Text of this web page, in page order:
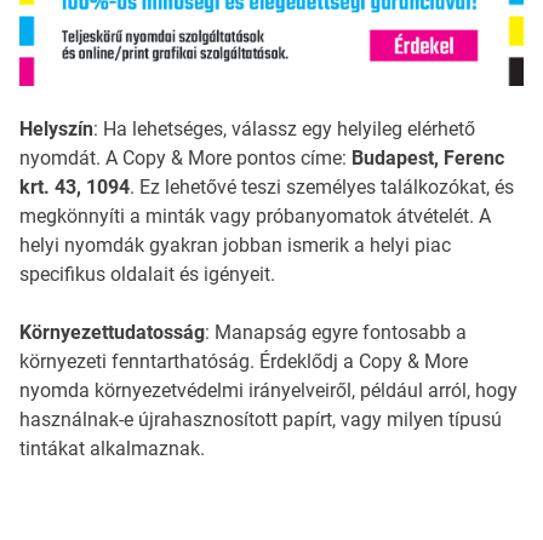
Helyszín: Ha lehetséges, válassz egy helyileg elérhető
nyomdát. A Copy & More pontos címe: Budapest, Ferenc
krt. 43, 1094. Ez lehetővé teszi személyes találkozókat, és
megkönnyíti a minták vagy próbanyomatok átvételét. A
helyi nyomdák gyakran jobban ismerik a helyi piac
specifikus oldalait és igényeit.
Környezettudatosság: Manapság egyre fontosabb a
környezeti fenntarthatóság. Érdeklődj a Copy & More
nyomda környezetvédelmi irányelveiről, például arról, hogy
használnak-e újrahasznosított papírt, vagy milyen típusú
tintákat alkalmaznak.